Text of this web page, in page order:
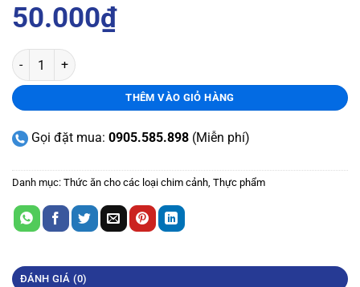
50.000₫
THÊM VÀO GIỎ HÀNG
Gọi đặt mua: 0905.585.898 (Miễn phí)
Danh mục: Thức ăn cho các loại chim cảnh Thực phẩm
ĐÁNH GIÁ (0)